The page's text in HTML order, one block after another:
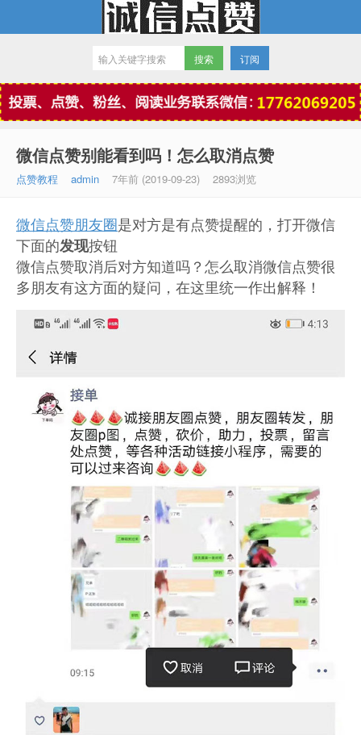
微信点赞
订阅
微信点赞别能看到吗！怎么取消点赞
点赞教程 admin 7年前 (2019-09-23) 2893浏览
微信点赞朋友圈是对方是有点赞提醒的，打开微信
下面的发现按钮
微信点赞取消后对方知道吗？怎么取消微信点赞很
多朋友有这方面的疑问，在这里统一作出解释！